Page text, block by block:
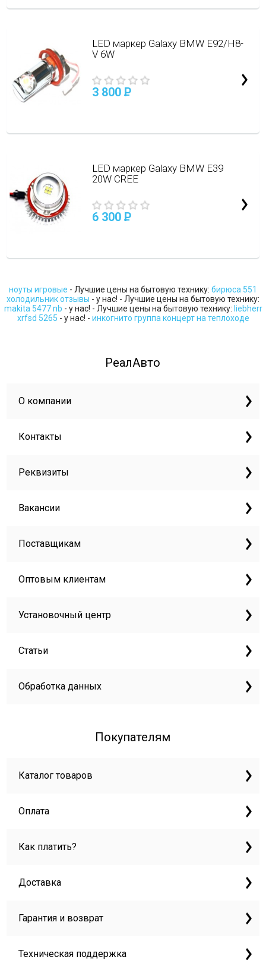
LED маркер Galaxy BMW E92/H8-
V 6W
3 800 P
LED маркер Galaxy BMW E39
20W CREE
6 300 P
ноуты игровые - Лучшие цены на бытовую технику: бирюса 551
холодильник отзывы - у нас! - Лучшие цены на бытовую технику:
makita 5477 nb - у нас! - Лучшие цены на бытовую технику: liebherr
xrfsd 5265 - у нас! - инкогнито группа концерт на теплоходе
РеалАвто
О компании
Контакты
Реквизиты
Вакансии
Поставщикам
Оптовым клиентам
Установочный центр
Статьи
Обработка данных
Покупателям
Каталог товаров
Оплата
Как платить?
Доставка
Гарантия и возврат
Техническая поддержка